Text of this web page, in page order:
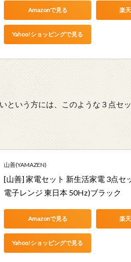
Amazonで見る 楽
Yahoo!ショッピングで見る
という方には、このような３点セ
山善(YAMAZEN)
[山善] 家電セット 新生活家電 3点セ
電子レンジ 東日本 50Hz)ブラック
Amazonで見る 楽
Yahoo!ショッピングで見る